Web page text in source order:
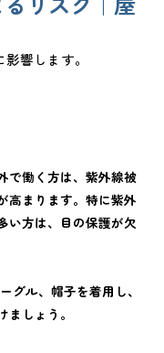
響します。
で働く方は、紫外線被
高まります。特に紫外
い方は、目の保護が欠
グル、帽子を着用し、
しょう。